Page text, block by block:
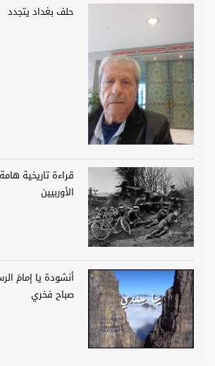
حلف بغداد يتجدد
قراءة تاريخية
الأوربيين
أنشودة يا إمامَ
صباح فخري